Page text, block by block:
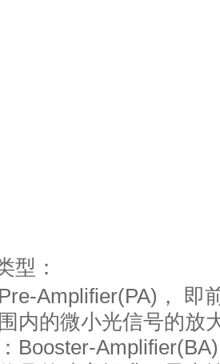
型：
Amplifier(PA)， 即
内的微小光信号的放
Booster-